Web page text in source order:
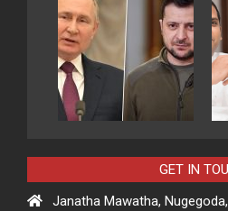
GET IN
Janatha Mawatha,